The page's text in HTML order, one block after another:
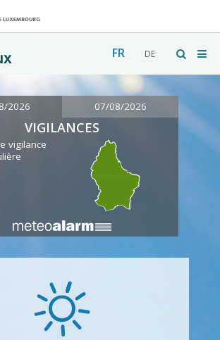
FR DE
2026 07/08/2026
VIGILANCES
vigilance